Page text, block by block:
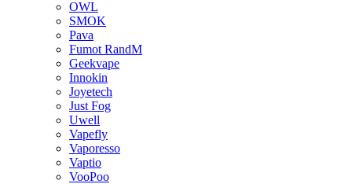
OWL
SMOK
Pava
Fumot RandM
Geekvape
Innokin
Joyetech
Just Fog
Uwell
Vapefly
Vaporesso
Vaptio
VooPoo